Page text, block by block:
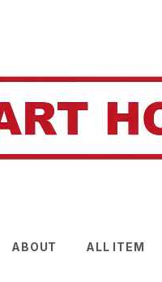
ABOUT ALL ITEM